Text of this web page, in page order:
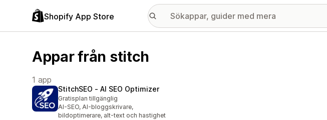
Shopify App Store
Appar från stitch
1 app
StitchSEO ‑ AI SEO Optimizer
Gratisplan tillgänglig
AI-SEO, AI-bloggskrivare,
bildoptimerare, alt-text och hastighet